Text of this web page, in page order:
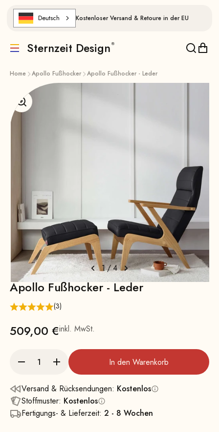
Deutsch Kostenloser Versand & Retoure in der EU
Translation missing: de.header.general.menu
Sternzeit Design
Home Apollo Fußhocker Apollo Fußhocker - Leder
1/4
Bild vergrößern
Apollo Fußhocker - Leder
(3)
Angebot
509,00 €inkl. MwSt.
In den Warenkorb
Versand & Rücksendungen: Kostenlos
Stoffmuster: Kostenlos
Fertigungs- & Lieferzeit: 2 - 8 Wochen